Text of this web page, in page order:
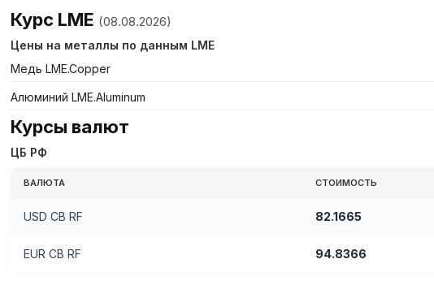
Курс LME (08.08.2026)
Цены на металлы по данным LME
Медь LME.Copper
Алюминий LME.Aluminum
Курсы валют
ЦБ РФ
ВАЛЮТА СТОИМОСТЬ
USD CB RF 82.1665
EUR CB RF 94.8366